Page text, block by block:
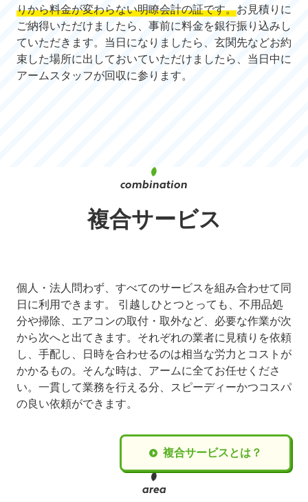
りから料金が変わらない明瞭会計の証です。お見積りに
ご納得いただけましたら、事前に料金を銀行振り込みし
ていただきます。当日になりましたら、玄関先などお約
束した場所に出しておいていただけましたら、当日中に
アームスタッフが回収に参ります。
複合サービス
個人・法人問わず、すべてのサービスを組み合わせて同
日に利用できます。 引越しひとつとっても、不用品処
分や掃除、エアコンの取付・取外など、必要な作業が次
から次へと出てきます。それぞれの業者に見積りを依頼
し、手配し、日時を合わせるのは相当な労力とコストが
かかるもの。そんな時は、アームに全てお任せくださ
い。一貫して業務を行える分、スピーディーかつコスパ
の良い依頼ができます。
複合サービスとは？